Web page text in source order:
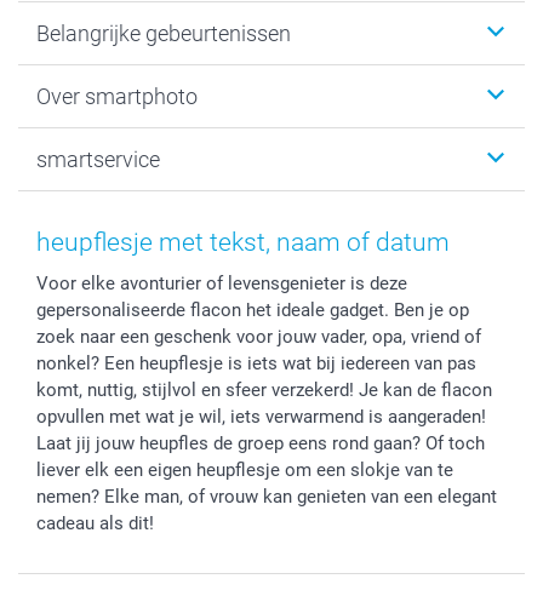
Fotogeschenken
Fotoprints, Fotoposter & Fotoalbum met fotoprints
MyNameBook
Stickers en Etiketten
Fotokaders, Decoratie en Snoepjes
Fotokalenders & Fotoagenda's
Belangrijke gebeurtenissen
Baby
Communie- en Lentefeest
Geschenken voor hem
Afstuderen
Moederdag
Vaderdag
Verjaardag
Geboorte
Over smartphoto
Duurzaamheid
Voorwaarden
Herroepingsrecht
Klachtenregeling
Wettelijke garantie
Privacybeleid
Cookiebeleid
Prijslijst
Jobs & Stages
Investor Relations
smartservice
smartgarantie
smartbonus
Betalingsmogelijkheden
Grote bestellingen
Levering
Mijn orderstatus
smartfriends
heupflesje met tekst, naam of datum
Voor elke avonturier of levensgenieter is deze
gepersonaliseerde flacon het ideale gadget. Ben je op
zoek naar een geschenk voor jouw vader, opa, vriend of
nonkel? Een heupflesje is iets wat bij iedereen van pas
komt, nuttig, stijlvol en sfeer verzekerd! Je kan de flacon
opvullen met wat je wil, iets verwarmend is aangeraden!
Laat jij jouw heupfles de groep eens rond gaan? Of toch
liever elk een eigen heupflesje om een slokje van te
nemen? Elke man, of vrouw kan genieten van een elegant
cadeau als dit!